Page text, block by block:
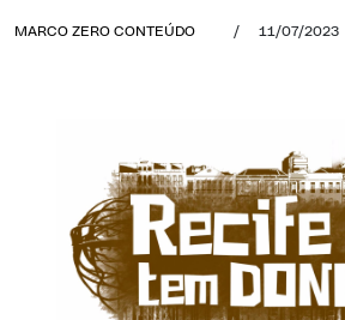
MARCO ZERO CONTEÚDO / 11/07/2023